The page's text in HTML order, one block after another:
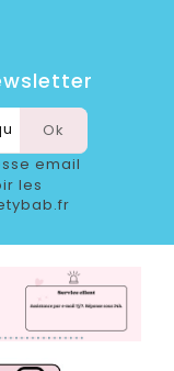
email
les